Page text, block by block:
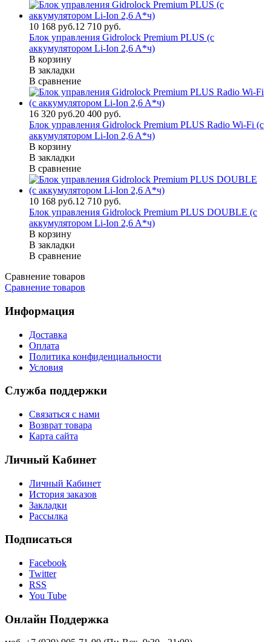
10 168 руб.12 710 руб.
Блок управления Gidrolock Premium PLUS (с
аккумулятором Li-Ion 2,6 A*ч)
В корзину
В закладки
В сравнение
16 320 руб.20 400 руб.
Блок управления Gidrolock Premium PLUS Radio Wi-Fi (с
аккумулятором Li-Ion 2,6 A*ч)
В корзину
В закладки
В сравнение
10 168 руб.12 710 руб.
Блок управления Gidrolock Premium PLUS DOUBLE (с
аккумулятором Li-Ion 2,6 A*ч)
В корзину
В закладки
В сравнение
Сравнение товаров
Сравнение товаров
Информация
Доставка
Оплата
Политика конфиденциальности
Условия
Служба поддержки
Связаться с нами
Возврат товара
Карта сайта
Личный Кабинет
Личный Кабинет
История заказов
Закладки
Рассылка
Подписаться
Facebook
Twitter
RSS
You Tube
Онлайн Поддержка